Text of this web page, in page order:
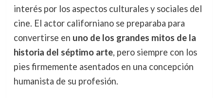
interés por los aspectos culturales y sociales del
cine. El actor californiano se preparaba para
convertirse en uno de los grandes mitos de la
historia del séptimo arte, pero siempre con los
pies firmemente asentados en una concepción
humanista de su profesión.